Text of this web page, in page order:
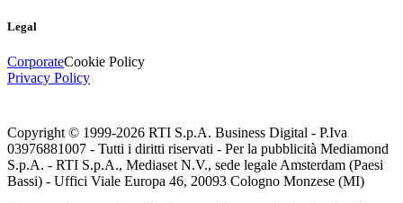
Legal
CorporateCookie Policy
Privacy Policy
Copyright © 1999-2026 RTI S.p.A. Business Digital - P.Iva
03976881007 - Tutti i diritti riservati - Per la pubblicità Mediamond
S.p.A. - RTI S.p.A., Mediaset N.V., sede legale Amsterdam (Paesi
Bassi) - Uffici Viale Europa 46, 20093 Cologno Monzese (MI)